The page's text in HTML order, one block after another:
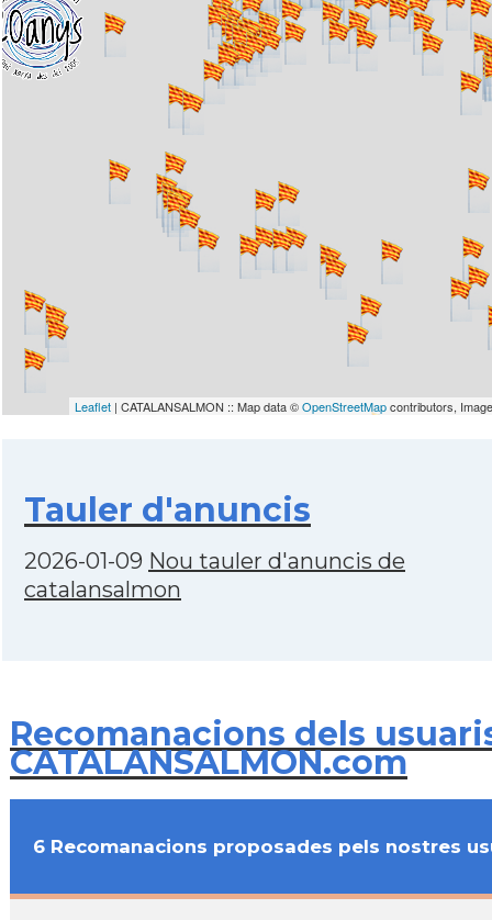
Leaflet | CATALANSALMON :: Map data ©OpenStreetMapcontributors,
Tauler d'anuncis
2026-01-09 Nou tauler d'anuncis de
catalansalmon
Recomanacions dels
CATALANSALMON.com
6 Recomanacions proposades pels nostres